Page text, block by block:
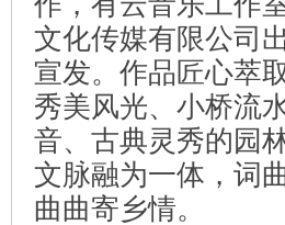
文化传媒有限公司
宣发。作品匠心萃
秀美风光、小桥流
音、古典灵秀的园
文脉融为一体，词
曲曲寄乡情。